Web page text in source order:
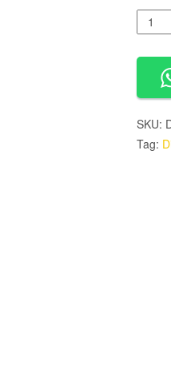
Dijual
Kost
Senen
SKU:
Tag: